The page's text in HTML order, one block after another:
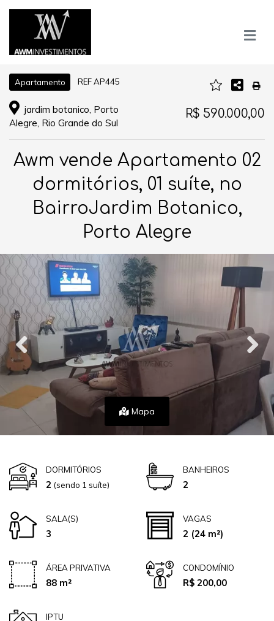
Apartamento REF AP445
jardim botanico, Porto
Alegre, Rio Grande do Sul
R$ 590.000,00
Awm vende Apartamento 02
dormitórios, 01 suíte, no
BairroJardim Botanico,
Porto Alegre
Mapa
DORMITÓRIOS
2 (sendo 1 suíte)
BANHEIROS
2
SALA(S)
3
VAGAS
2 (24 m²)
ÁREA PRIVATIVA
88 m²
CONDOMÍNIO
R$ 200,00
IPTU